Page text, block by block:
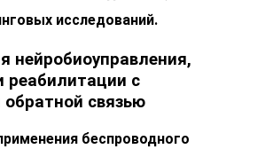
исследований.
нейробиоуправления,
реабилитации с
обратной связью
беспроводного